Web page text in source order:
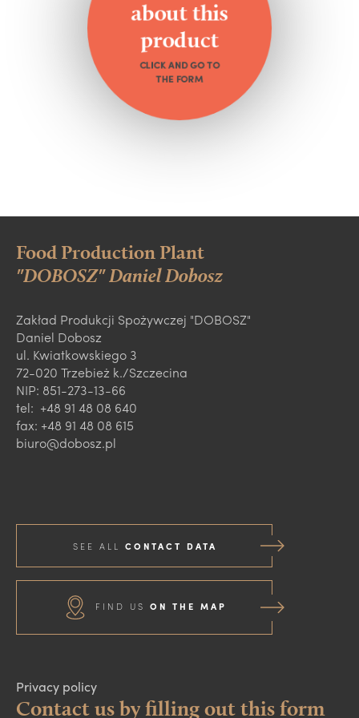
about this
product
CLICK AND GO TO
THE FORM
Food Production Plant
"DOBOSZ" Daniel Dobosz
Zakład Produkcji Spożywczej "DOBOSZ"
Daniel Dobosz
ul. Kwiatkowskiego 3
72-020 Trzebież k./Szczecina
NIP: 851-273-13-66
tel: +48 91 48 08 640
fax: +48 91 48 08 615
biuro@dobosz.pl
SEE ALL CONTACT DATA
FIND US ON THE MAP
Privacy policy
Contact us by filling out this form